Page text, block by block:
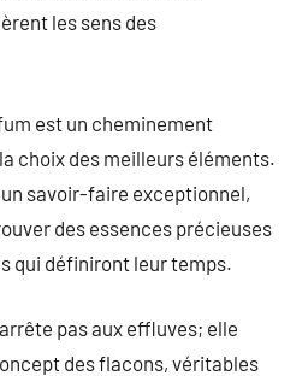
les sens des
est un cheminement
choix des meilleurs éléments.
savoir-faire exceptionnel,
des essences précieuses
qui définiront leur temps.
pas aux effluves; elle
des flacons, véritables